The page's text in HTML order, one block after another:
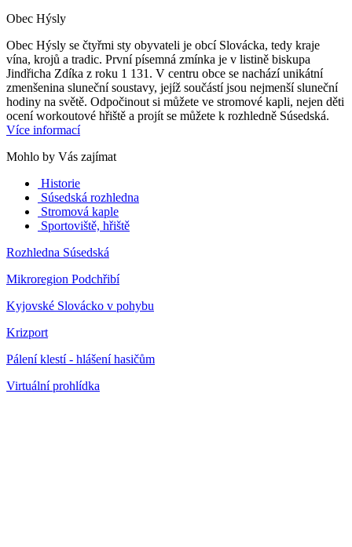
Obec Hýsly
Obec Hýsly se čtyřmi sty obyvateli je obcí Slovácka, tedy kraje
vína, krojů a tradic. První písemná zmínka je v listině biskupa
Jindřicha Zdíka z roku 1 131. V centru obce se nachází unikátní
zmenšenina sluneční soustavy, jejíž součástí jsou nejmenší sluneční
hodiny na světě. Odpočinout si můžete ve stromové kapli, nejen děti
ocení workoutové hřiště a projít se můžete k rozhledně Súsedská.
Více informací
Mohlo by Vás zajímat
Historie
Súsedská rozhledna
Stromová kaple
Sportoviště, hřiště
Rozhledna Súsedská
Mikroregion Podchřibí
Kyjovské Slovácko v pohybu
Krizport
Pálení klestí - hlášení hasičům
Virtuální prohlídka